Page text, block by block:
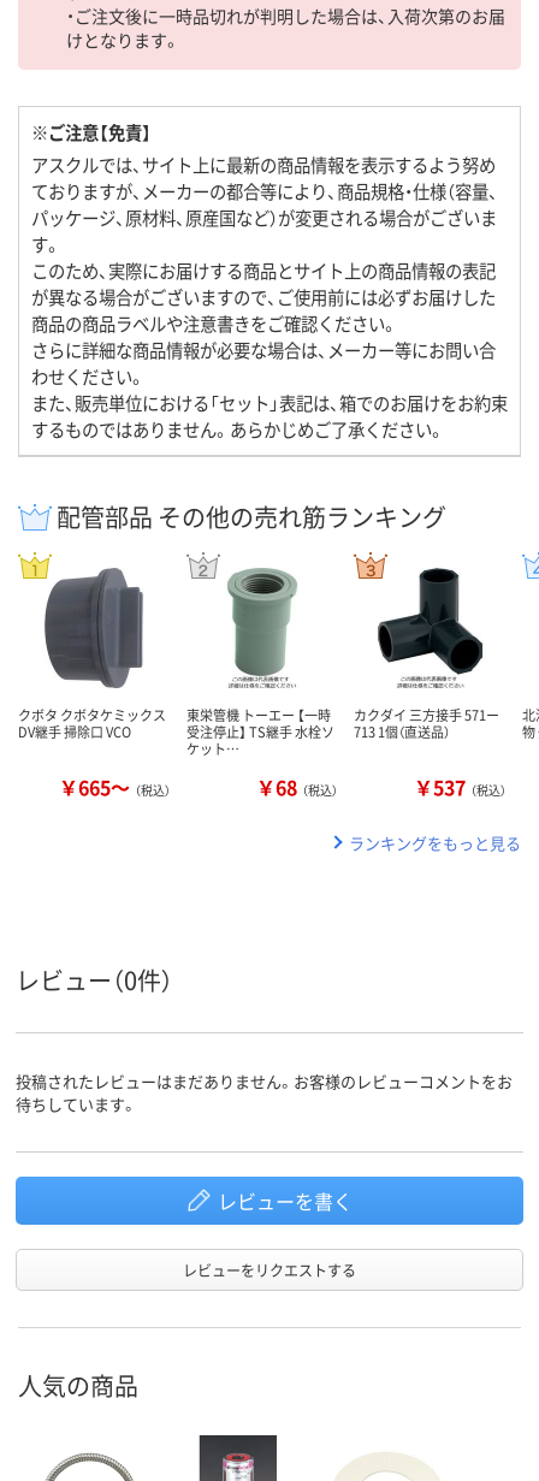
・ご注文後に一時品切れが判明した場合は、入荷次第のお届
けとなります。
※ご注意【免責】
アスクルでは、サイト上に最新の商品情報を表示するよう努め
ておりますが、メーカーの都合等により、商品規格・仕様（容量、
パッケージ、原材料、原産国など）が変更される場合がございま
す。
このため、実際にお届けする商品とサイト上の商品情報の表記
が異なる場合がございますので、ご使用前には必ずお届けした
商品の商品ラベルや注意書きをご確認ください。
さらに詳細な商品情報が必要な場合は、メーカー等にお問い合
わせください。
また、販売単位における「セット」表記は、箱でのお届けをお約束
するものではありません。あらかじめご了承ください。
配管部品 その他の売れ筋ランキング
クボタ クボタケミックス
DV継手 掃除口 VCO
￥665～ （税込）
東栄管機 トーエー 【一時
受注停止】 TS継手 水栓ソ
ケット…
￥68 （税込）
カクダイ 三方接手 571ー
713 1個（直送品）
￥537 （税込）
北
物
ランキングをもっと見る
レビュー（0件）
投稿されたレビューはまだありません。お客様のレビューコメントをお
待ちしています。
レビューを書く
レビューをリクエストする
人気の商品